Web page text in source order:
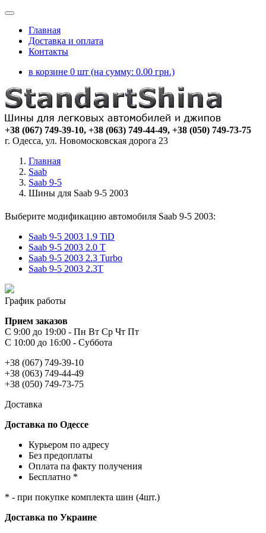
Главная
Доставка и оплата
Контакты
в корзине 0 шт (на сумму: 0.00 грн.)
+38 (067) 749-39-10, +38 (063) 749-44-49, +38 (050) 749-73-75
г. Одесса, ул. Новомосковская дорога 23
Главная
Saab
Saab 9-5
Шины для Saab 9-5 2003
Выберите модификацию автомобиля Saab 9-5 2003:
Saab 9-5 2003 1.9 TiD
Saab 9-5 2003 2.0 T
Saab 9-5 2003 2.3 Turbo
Saab 9-5 2003 2.3T
График работы
Прием заказов
С 9:00 до 19:00 - Пн Вт Ср Чт Пт
С 10:00 до 16:00 - Суббота
+38 (067) 749-39-10
+38 (063) 749-44-49
+38 (050) 749-73-75
Доставка
Доставка по Одессе
Курьером по адресу
Без предоплаты
Оплата па факту получения
Бесплатно *
* - при покупке комплекта шин (4шт.)
Доставка по Украине